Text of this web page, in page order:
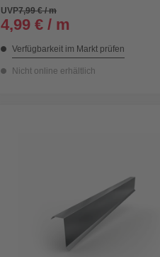
UVP7,99 € / m
4,99 € / m
Verfügbarkeit im Markt prüfen
Nicht online erhältlich